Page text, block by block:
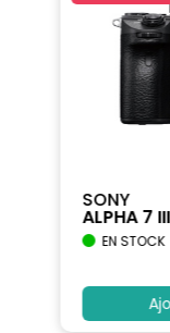
SONY
ALPHA 7
EN STOCK